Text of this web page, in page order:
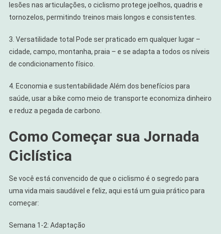
lesões nas articulações, o ciclismo protege joelhos, quadris e
tornozelos, permitindo treinos mais longos e consistentes.
3. Versatilidade total Pode ser praticado em qualquer lugar –
cidade, campo, montanha, praia – e se adapta a todos os níveis
de condicionamento físico.
4. Economia e sustentabilidade Além dos benefícios para
saúde, usar a bike como meio de transporte economiza dinheiro
e reduz a pegada de carbono.
Como Começar sua Jornada
Ciclística
Se você está convencido de que o ciclismo é o segredo para
uma vida mais saudável e feliz, aqui está um guia prático para
começar:
Semana 1-2: Adaptação